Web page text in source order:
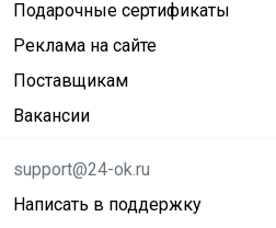
Подарочные сертификаты
Реклама на сайте
Поставщикам
Вакансии
support@24-ok.ru
Написать в поддержку